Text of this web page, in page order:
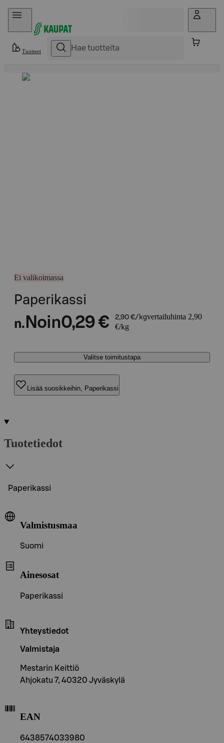
Hyppää sisältöön
Tuotteet
Ei valikoimassa
Paperikassi
n. Noin0,29 € 2,90 €/kgvertailuhinta 2,90
€/kg
Valitse toimitustapa
Lisää suosikkeihin, Paperikassi
Tuotetiedot
Paperikassi
Valmistusmaa
Suomi
Ainesosat
Paperikassi
Yhteystiedot
Valmistaja
Mestarin Keittiö
Ahjokatu 7, 40320 Jyväskylä
EAN
6438574033980